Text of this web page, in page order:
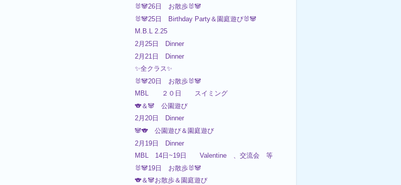
🐰🐼26日 お散歩🐰🐼
🐰🐼25日 Birthday Party＆園庭遊び🐰🐼
M.B.L 2.25
2月25日 Dinner
2月21日 Dinner
✨全クラス✨
🐰🐼20日 お散歩🐰🐼
MBL ２０日 スイミング
🐨＆🐼 公園遊び
2月20日 Dinner
🐼🐨 公園遊び＆園庭遊び
2月19日 Dinner
MBL 14日~19日 Valentine 、交流会 等
🐰🐼19日 お散歩🐰🐼
🐨＆🐼お散歩＆園庭遊び